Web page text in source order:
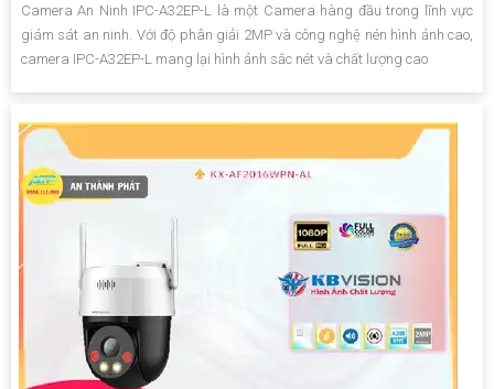
Camera An Ninh IPC-A32EP-L là một Camera hàng đầu trong lĩnh vực
giám sát an ninh. Với độ phân giải 2MP và công nghệ nén hình ảnh cao,
camera IPC-A32EP-L mang lại hình ảnh sắc nét và chất lượng cao